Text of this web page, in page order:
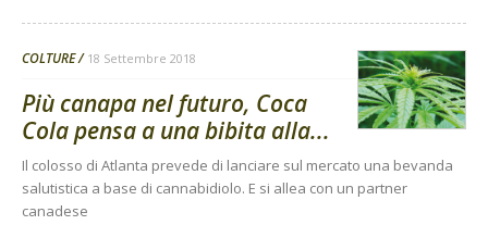
COLTURE 18 Settembre 2018
Più canapa nel futuro, Coca
Cola pensa a una bibita alla...
Il colosso di Atlanta prevede di lanciare sul mercato una bevanda
salutistica a base di cannabidiolo. E si allea con un partner
canadese